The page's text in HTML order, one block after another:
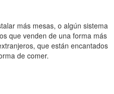
más mesas, o algún sistema
que venden de una forma más
que están encantados
de comer.